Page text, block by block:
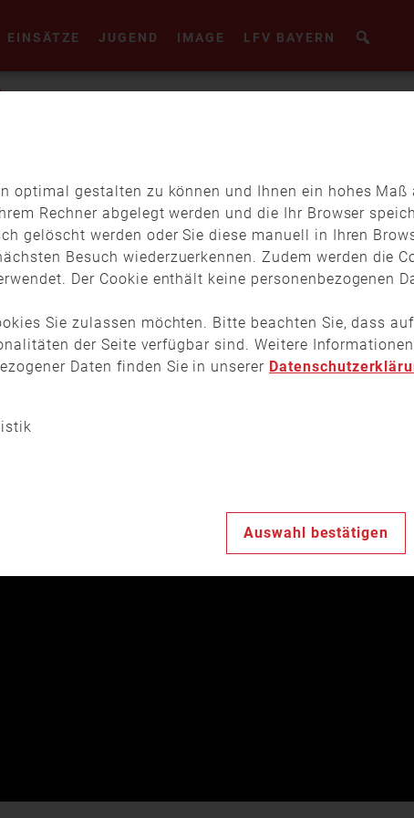
EINSÄTZE JUGEND IMAGE LFV BAYERN
optimal gestalten zu können und Ihnen ein hohes
Rechner abgelegt werden und die Ihr Browser
gelöscht werden oder Sie diese manuell in Ihren
Besuch wiederzuerkennen. Zudem werden die
Der Cookie enthält keine personenbezogenen
Sie zulassen möchten. Bitte beachten Sie, dass
der Seite verfügbar sind. Weitere
Daten finden Sie in unserer
Auswahl bestätigen